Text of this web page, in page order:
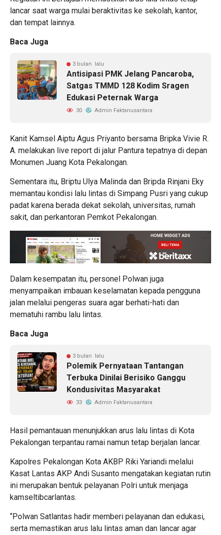
lancar saat warga mulai beraktivitas ke sekolah, kantor,
dan tempat lainnya.
Baca Juga
3 bulan lalu
Antisipasi PMK Jelang Pancaroba,
Satgas TMMD 128 Kodim Sragen
Edukasi Peternak Warga
30 Admin Faktanusantara
Kanit Kamsel Aiptu Agus Priyanto bersama Bripka Vivie R.
A. melakukan live report di jalur Pantura tepatnya di depan
Monumen Juang Kota Pekalongan.
Sementara itu, Briptu Ulya Malinda dan Bripda Rinjani Eky
memantau kondisi lalu lintas di Simpang Pusri yang cukup
padat karena berada dekat sekolah, universitas, rumah
sakit, dan perkantoran Pemkot Pekalongan.
Dalam kesempatan itu, personel Polwan juga
menyampaikan imbauan keselamatan kepada pengguna
jalan melalui pengeras suara agar berhati-hati dan
mematuhi rambu lalu lintas.
Baca Juga
3 bulan lalu
Polemik Pernyataan Tantangan
Terbuka Dinilai Berisiko Ganggu
Kondusivitas Masyarakat
33 Admin Faktanusantara
Hasil pemantauan menunjukkan arus lalu lintas di Kota
Pekalongan terpantau ramai namun tetap berjalan lancar.
Kapolres Pekalongan Kota AKBP Riki Yariandi melalui
Kasat Lantas AKP Andi Susanto mengatakan kegiatan rutin
ini merupakan bentuk pelayanan Polri untuk menjaga
kamseltibcarlantas.
“Polwan Satlantas hadir memberi pelayanan dan edukasi,
serta memastikan arus lalu lintas aman dan lancar agar